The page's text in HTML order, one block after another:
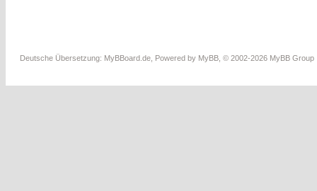
Deutsche Übersetzung: MyBBoard.de , Powered by MyBB , © 2002-2026 MyBB Group